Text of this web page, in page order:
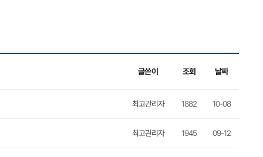
글쓴이 조회 날짜
최고관리자 1882 10-08
최고관리자 1945 09-12